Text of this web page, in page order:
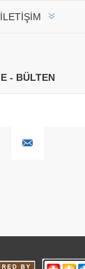
İLETIŞIM
E - BÜLTEN